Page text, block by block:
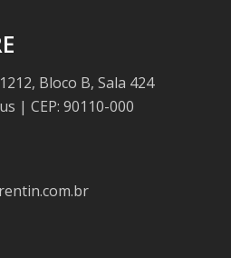
Bloco B, Sala 424
| CEP: 90110-000